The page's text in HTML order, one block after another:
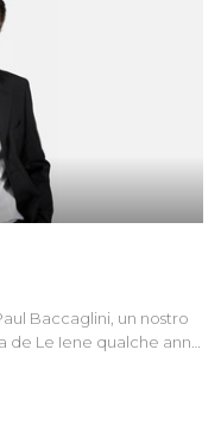
Baccaglini, un nostro
Le Iene qualche anno